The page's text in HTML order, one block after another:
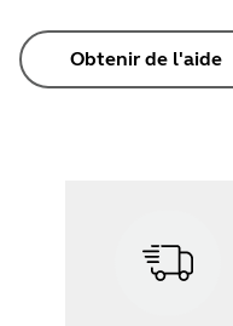
Obtenir de l'aide